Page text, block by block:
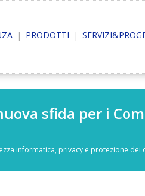
PRODOTTI
sfida per i
informatica, privacy e protezione